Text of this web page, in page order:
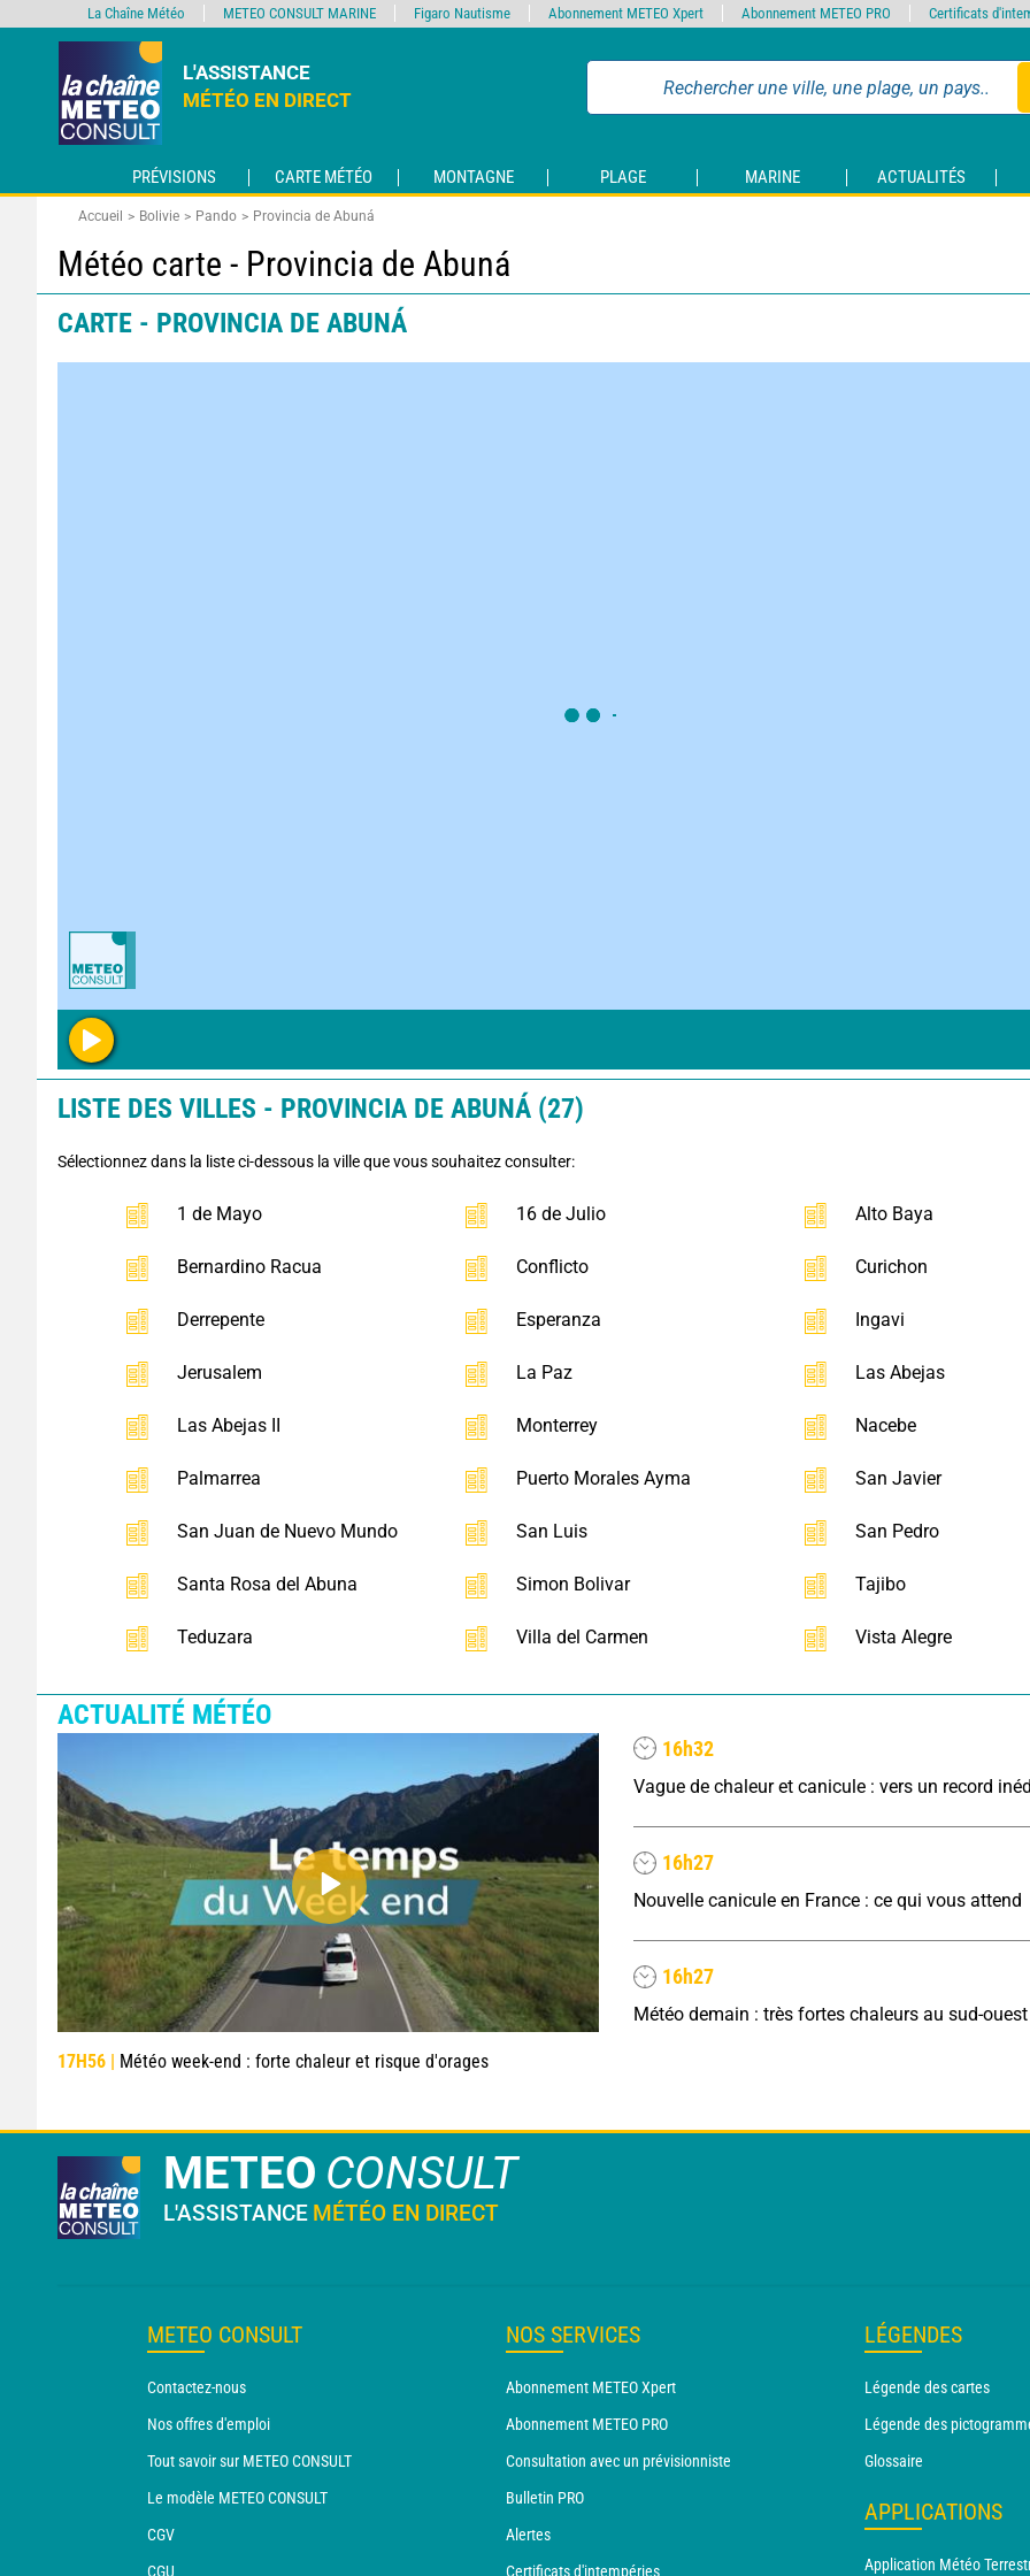
L'ASSISTANCE
MÉTÉO EN DIRECT
PRÉVISIONS CARTE MÉTÉO MONTAGNE PLAGE MARINE ACTUALITÉS
Accueil Bolivie Pando Provincia de Abuná
Météo carte - Provincia de Abuná
CARTE - PROVINCIA DE ABUNÁ
LISTE DES VILLES - PROVINCIA DE ABUNÁ (27)
Sélectionnez dans la liste ci-dessous la ville que vous souhaitez consulter:
1 de Mayo 16 de Julio Alto Baya
Bernardino Racua Conflicto Curichon
Derrepente Esperanza Ingavi
Jerusalem La Paz Las Abejas
Las Abejas II Monterrey Nacebe
Palmarrea Puerto Morales Ayma San Javier
San Juan de Nuevo Mundo San Luis San Pedro
Santa Rosa del Abuna Simon Bolivar Tajibo
Teduzara Villa del Carmen Vista Alegre
ACTUALITÉ MÉTÉO
17H56 | Météo week-end : forte chaleur et risque d'orages
16h32
16h27
Nouvelle canicule en France : ce qui vous attend
16h27
METEO CONSULT
L'ASSISTANCE MÉTÉO EN DIRECT
METEO CONSULT
Contactez-nous
Nos offres d'emploi
Tout savoir sur METEO CONSULT
Le modèle METEO CONSULT
CGV
CGU
NOS SERVICES
Abonnement METEO Xpert
Abonnement METEO PRO
Consultation avec un prévisionniste
Bulletin PRO
Alertes
Certificats d'intempéries
LÉGENDES
Légende des cartes
Légende des
Glossaire
APPLICATIONS
Application Météo
La Chaîne Météo METEO CONSULT MARINE Figaro Nautisme Abonnement METEO Xpert Abonnement METEO PRO Certificats